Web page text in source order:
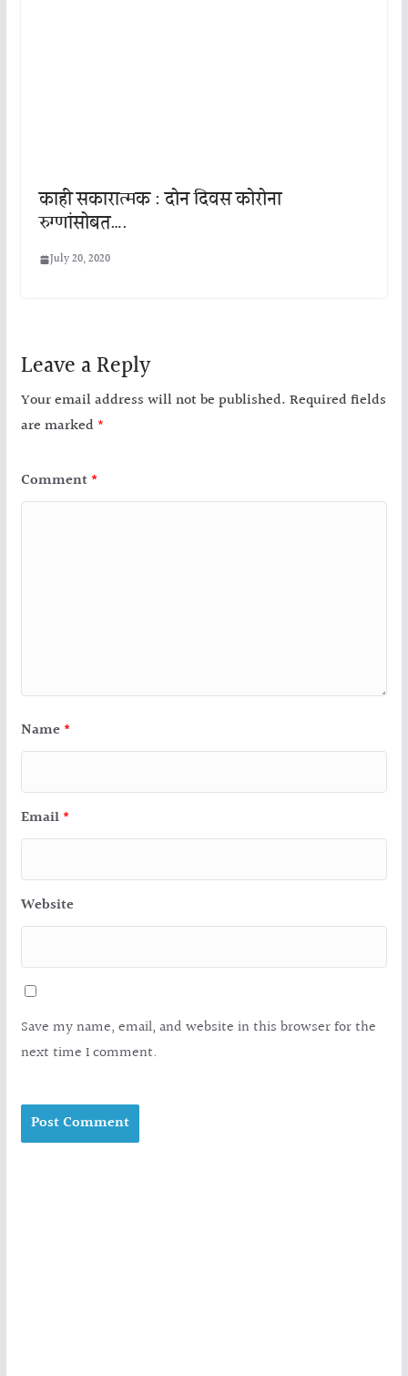
काही सकारात्मक : दोन दिवस कोरोना
रुग्णांसोबत….
July 20, 2020
Leave a Reply
Your email address will not be published. Required fields
are marked *
Comment *
Name *
Email *
Website
Save my name, email, and website in this browser for the
next time I comment.